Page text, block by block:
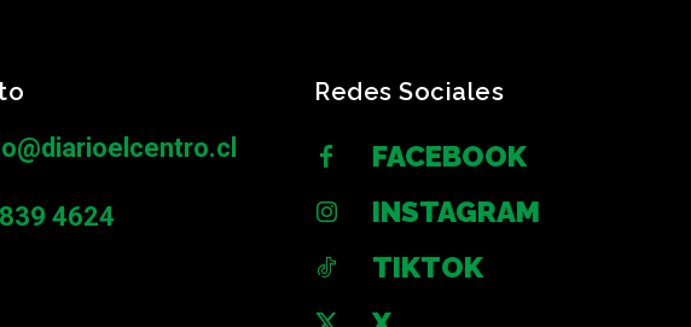
4624
Redes Sociales
FACEBOOK
INSTAGRAM
TIKTOK